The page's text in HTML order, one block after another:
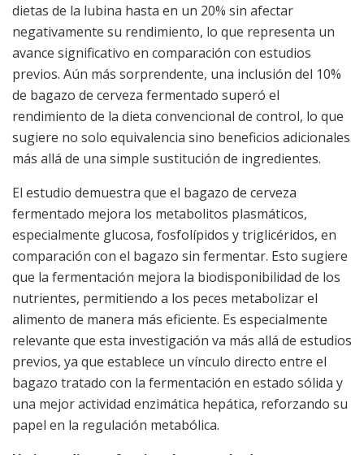
dietas de la lubina hasta en un 20% sin afectar
negativamente su rendimiento, lo que representa un
avance significativo en comparación con estudios
previos. Aún más sorprendente, una inclusión del 10%
de bagazo de cerveza fermentado superó el
rendimiento de la dieta convencional de control, lo que
sugiere no solo equivalencia sino beneficios adicionales
más allá de una simple sustitución de ingredientes.
El estudio demuestra que el bagazo de cerveza
fermentado mejora los metabolitos plasmáticos,
especialmente glucosa, fosfolípidos y triglicéridos, en
comparación con el bagazo sin fermentar. Esto sugiere
que la fermentación mejora la biodisponibilidad de los
nutrientes, permitiendo a los peces metabolizar el
alimento de manera más eficiente. Es especialmente
relevante que esta investigación va más allá de estudios
previos, ya que establece un vínculo directo entre el
bagazo tratado con la fermentación en estado sólida y
una mejor actividad enzimática hepática, reforzando su
papel en la regulación metabólica.